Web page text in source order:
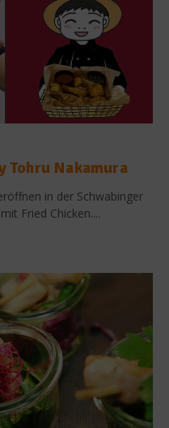
Tohru Nakamura
in der Schwabinger
Fried Chicken....